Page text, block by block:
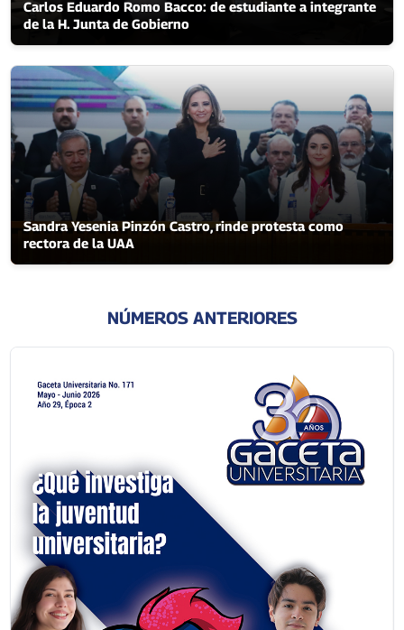
Carlos Eduardo Romo Bacco: de estudiante a integrante
de la H. Junta de Gobierno
Sandra Yesenia Pinzón Castro, rinde protesta como
rectora de la UAA
NÚMEROS ANTERIORES